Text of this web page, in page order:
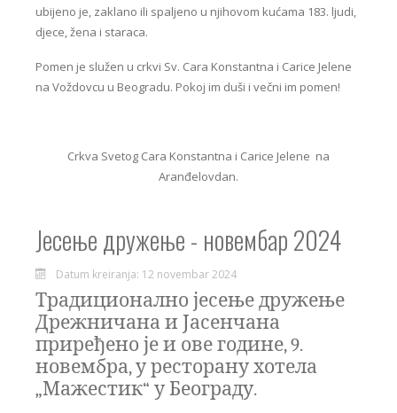
ubijeno je, zaklano ili spaljeno u njihovom kućama 183. ljudi,
djece, žena i staraca.
Pomen je služen u crkvi Sv. Cara Konstantna i Carice Jelene
na Voždovcu u Beogradu. Pokoj im duši i večni im pomen!
Crkva Svetog Cara Konstantna i Carice Jelene na
Aranđelovdan.
Јесење дружење - новембар 2024
Datum kreiranja: 12 novembar 2024
Традиционално јесење дружење
Дрежничана и Јасенчана
приређено је и ове године, 9.
новембра, у ресторану хотела
„Мажестик“ у Београду.